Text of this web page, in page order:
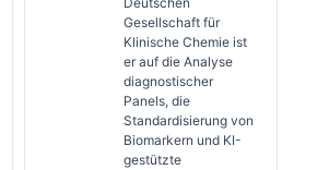
Gesellschaft für
Klinische Chemie ist
er auf die Analyse
diagnostischer
Panels, die
Standardisierung von
Biomarkern und KI-
gestützte